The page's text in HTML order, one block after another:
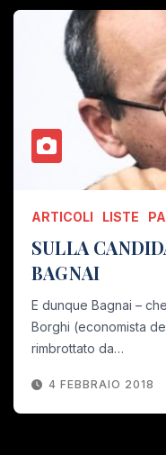
ARTICOLI LISTE
SULLA
BAGNAI
E dunque Bagnai –
Borghi (economista
rimbrottato da…
4 FEBBRAIO 2018